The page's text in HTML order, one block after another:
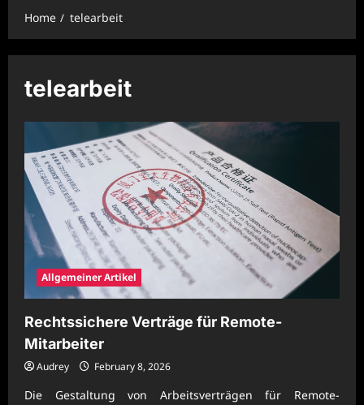
Home telearbeit
telearbeit
Allgemeiner Artikel
Rechtssichere Verträge für Remote-
Mitarbeiter
Audrey February 8, 2026
Die Gestaltung von Arbeitsverträgen für Remote-